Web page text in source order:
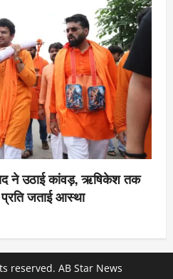
ने उठाई कांवड़, ऋषिकेश तक
जताई आस्था